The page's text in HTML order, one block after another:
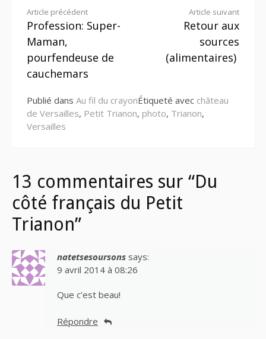
Lire
la
suite
Article précédent
Profession: Super-
Maman,
pourfendeuse de
cauchemars
Article suivant
Retour aux
sources
(alimentaires)
Publié dans Au fil du crayonÉtiqueté avec château
de Versailles, Petit Trianon, photo, Trianon,
Versailles
13 commentaires sur “Du
côté français du Petit
Trianon”
natetsesoursons says:
9 avril 2014 à 08:26
Que c’est beau!
Répondre